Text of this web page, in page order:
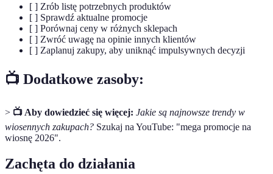
[ ] Zrób listę potrzebnych produktów
[ ] Sprawdź aktualne promocje
[ ] Porównaj ceny w różnych sklepach
[ ] Zwróć uwagę na opinie innych klientów
[ ] Zaplanuj zakupy, aby uniknąć impulsywnych decyzji
📺 Dodatkowe zasoby:
> 📺 Aby dowiedzieć się więcej: Jakie są najnowsze trendy w
wiosennych zakupach? Szukaj na YouTube: "mega promocje na
wiosnę 2026".
Zachęta do działania